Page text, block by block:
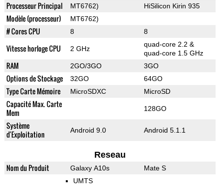
Processeur Principal MT6762) HiSilicon Kirin 935
Modèle (processeur) MT6762)
# Cores CPU 8 8
Vitesse horloge CPU 2 GHz
quad-core 2.2 &
quad-core 1.5 GHz
RAM 2GO/3GO 3GO
Options de Stockage 32GO 64GO
Type Carte Mémoire MicroSDXC MicroSD
Capacité Max. Carte
Mem
128GO
Système
d'Exploitation
Android 9.0 Android 5.1.1
Reseau
Nom du Produit Galaxy A10s Mate S
UMTS